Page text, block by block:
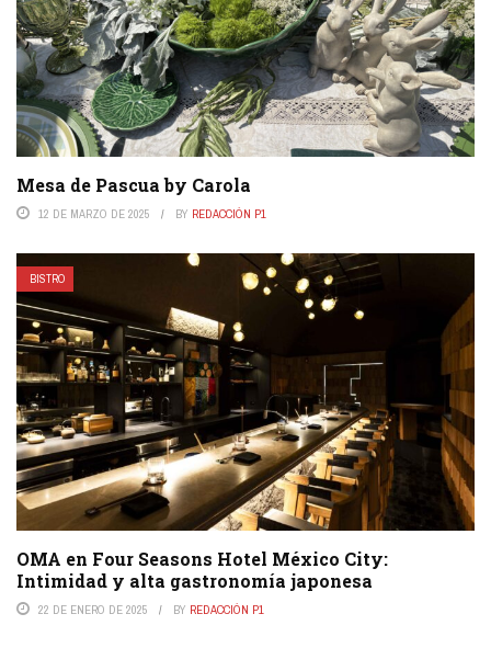
Mesa de Pascua by Carola
12 DE MARZO DE 2025 BY REDACCIÓN P1
BISTRO
OMA en Four Seasons Hotel México City:
Intimidad y alta gastronomía japonesa
22 DE ENERO DE 2025 BY REDACCIÓN P1